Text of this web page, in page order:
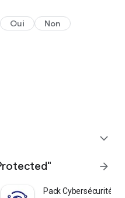
Oui Non
expand_more
arrow_forward
Pack Cybersécurité